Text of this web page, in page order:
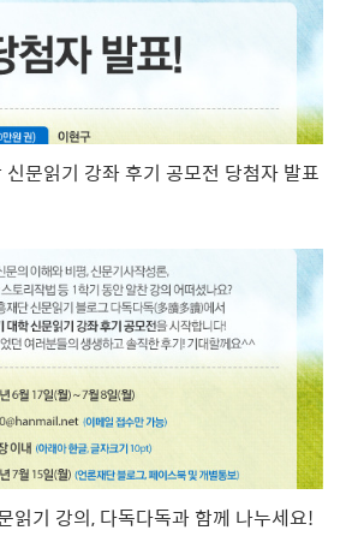
문읽기 강좌 후기 공모전 당첨자 발표
읽기 강의, 다독다독과 함께 나누세요!